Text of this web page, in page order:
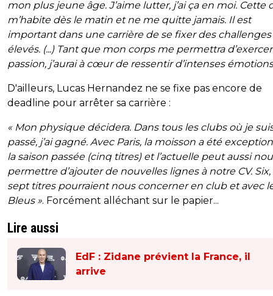
mon plus jeune âge. J’aime lutter, j’ai ça en moi. Cette
m’habite dès le matin et ne me quitte jamais. Il est
important dans une carrière de se fixer des challenges
élevés. (...) Tant que mon corps me permettra
passion, j’aurai à cœur de ressentir d’intenses
D'ailleurs, Lucas Hernandez ne se fixe pas encore de
deadline pour arrêter sa carrière :
« Mon physique décidera. Dans tous les clubs où je
passé, j’ai gagné. Avec Paris, la moisson a été
la saison passée (cinq titres) et l’actuelle peut aussi
permettre d’ajouter de nouvelles lignes à notre CV.
sept titres pourraient nous concerner en club et avec
Bleus ». Forcément alléchant sur le papier...
Lire aussi
EdF : Zidane prévient la France, il
arrive